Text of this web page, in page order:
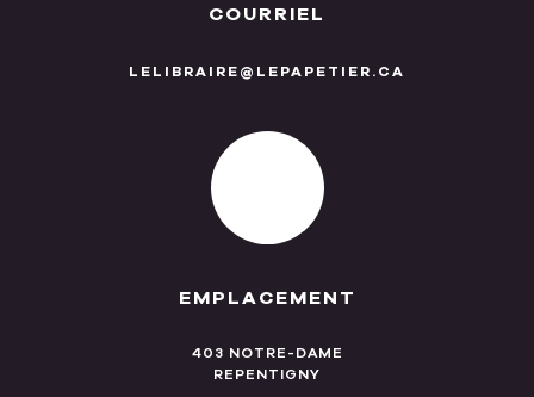
COURRIEL
LELIBRAIRE@LEPAPETIER.CA
EMPLACEMENT
403 NOTRE-DAME
REPENTIGNY